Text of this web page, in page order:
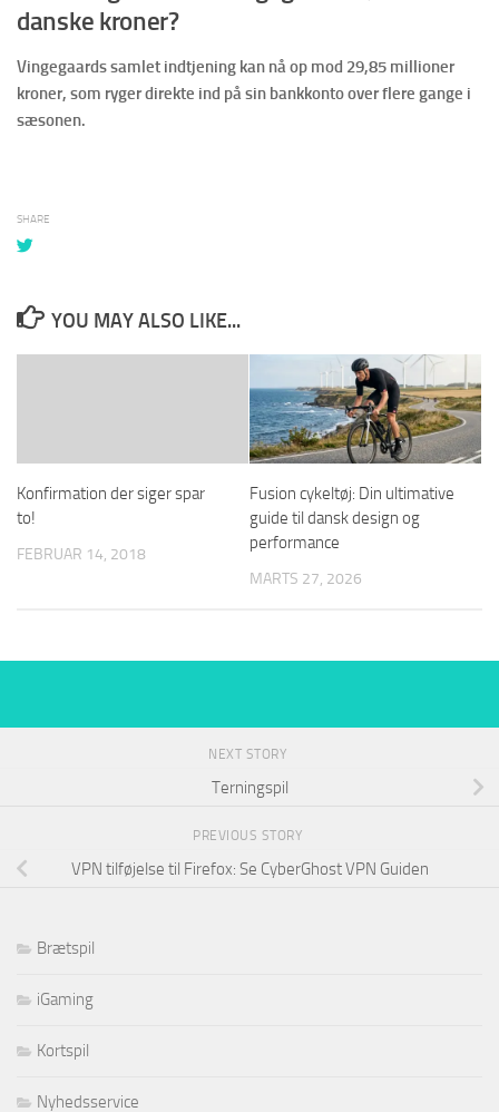
danske kroner?
Vingegaards samlet indtjening kan nå op mod 29,85 millioner
kroner, som ryger direkte ind på sin bankkonto over flere gange i
sæsonen.
SHARE
YOU MAY ALSO LIKE...
Konfirmation der siger spar
to!
FEBRUAR 14, 2018
Fusion cykeltøj: Din ultimative
guide til dansk design og
performance
MARTS 27, 2026
NEXT STORY
Terningspil
PREVIOUS STORY
VPN tilføjelse til Firefox: Se CyberGhost VPN Guiden
Brætspil
iGaming
Kortspil
Nyhedsservice